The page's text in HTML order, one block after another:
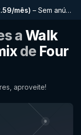
mês) – Sem anúncios, playlists mais longas, histórico completo e acesso antecipado a novos recursos
a Walk
de Four
aproveite!